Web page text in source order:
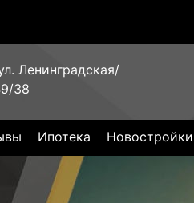
Ленинградская/
38
Ипотека Новостройки